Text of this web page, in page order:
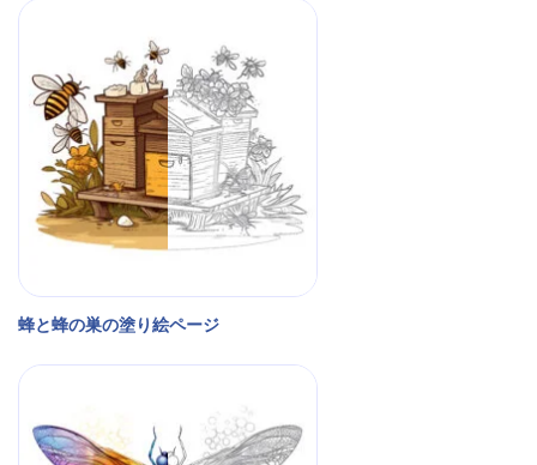
蜂と蜂の巣の塗り絵ページ